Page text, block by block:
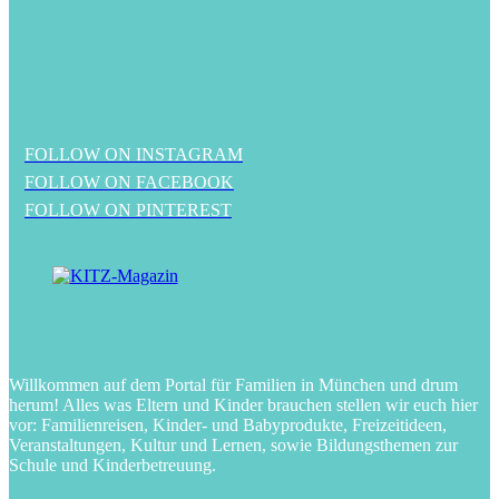
FOLLOW ON INSTAGRAM
FOLLOW ON FACEBOOK
FOLLOW ON PINTEREST
Willkommen auf dem Portal für Familien in München und drum
herum! Alles was Eltern und Kinder brauchen stellen wir euch hier
vor: Familienreisen, Kinder- und Babyprodukte, Freizeitideen,
Veranstaltungen, Kultur und Lernen, sowie Bildungsthemen zur
Schule und Kinderbetreuung.